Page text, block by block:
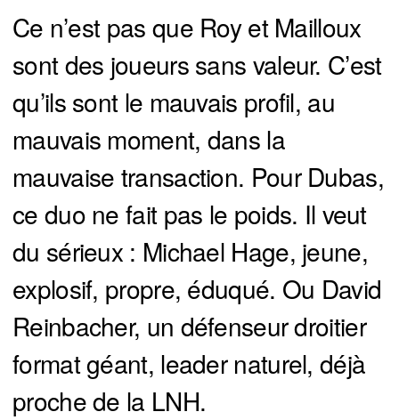
Ce n’est pas que Roy et Mailloux
sont des joueurs sans valeur. C’est
qu’ils sont le mauvais profil, au
mauvais moment, dans la
mauvaise transaction. Pour Dubas,
ce duo ne fait pas le poids. Il veut
du sérieux : Michael Hage, jeune,
explosif, propre, éduqué. Ou David
Reinbacher, un défenseur droitier
format géant, leader naturel, déjà
proche de la LNH.